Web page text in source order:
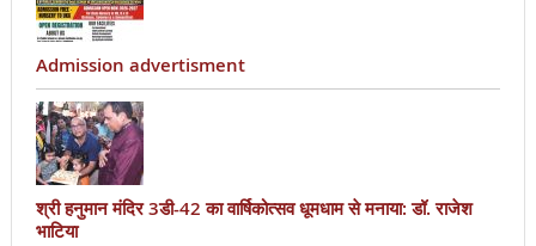
Admission advertisment
श्री हनुमान मंदिर 3डी-42 का वार्षिकोत्सव धूमधाम से मनाया: डॉ. राजेश
भाटिया